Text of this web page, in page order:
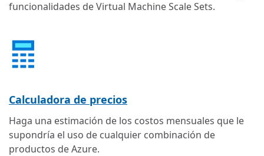
funcionalidades de Virtual Machine Scale Sets.
Calculadora de precios
Haga una estimación de los costos mensuales que le
supondría el uso de cualquier combinación de
productos de Azure.